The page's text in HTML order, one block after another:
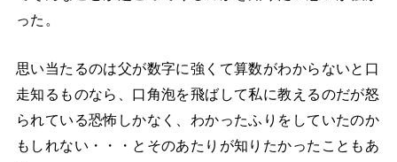
った。
思い当たるのは父が数字に強くて算数がわからないと口
走知るものなら、口角泡を飛ばして私に教えるのだが怒
られている恐怖しかなく、わかったふりをしていたのか
もしれない・・・とそのあたりが知りたかったこともあ